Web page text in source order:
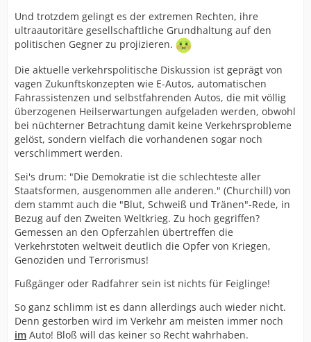
Und trotzdem gelingt es der extremen Rechten, ihre
ultraautoritäre gesellschaftliche Grundhaltung auf den
politischen Gegner zu projizieren.
Die aktuelle verkehrspolitische Diskussion ist geprägt von
vagen Zukunftskonzepten wie E-Autos, automatischen
Fahrassistenzen und selbstfahrenden Autos, die mit völlig
überzogenen Heilserwartungen aufgeladen werden, obwohl
bei nüchterner Betrachtung damit keine Verkehrsprobleme
gelöst, sondern vielfach die vorhandenen sogar noch
verschlimmert werden.
Sei's drum: "Die Demokratie ist die schlechteste aller
Staatsformen, ausgenommen alle anderen." (Churchill) von
dem stammt auch die "Blut, Schweiß und Tränen"-Rede, in
Bezug auf den Zweiten Weltkrieg. Zu hoch gegriffen?
Gemessen an den Opferzahlen übertreffen die
Verkehrstoten weltweit deutlich die Opfer von Kriegen,
Genoziden und Terrorismus!
Fußgänger oder Radfahrer sein ist nichts für Feiglinge!
So ganz schlimm ist es dann allerdings auch wieder nicht.
Denn gestorben wird im Verkehr am meisten immer noch
im Auto! Bloß will das keiner so Recht wahrhaben.